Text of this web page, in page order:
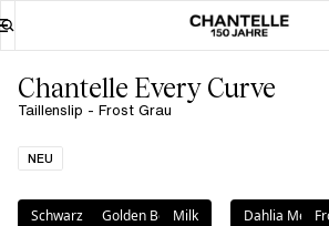
Chantelle Every Curve
Taillenslip - Frost Grau
NEU
Farbe: Frost Grau
Schwarz Golden BeigeMilk Dahlia